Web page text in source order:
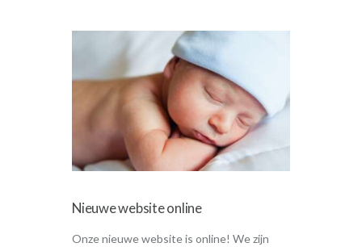
Seksuele gemeenschap
Voeding
Cursussen
Van maand tot maand
Tarieven
Echo's
Bevallen
Wanneer bellen?
Baringshoudingen
Pijnbestrijding
Nieuwe website online
Onze nieuwe website is online! We zijn